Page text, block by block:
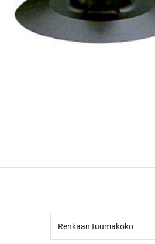
Renkaan tuumakoko